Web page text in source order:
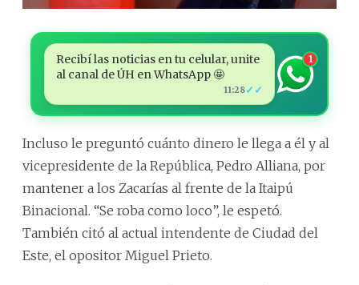
Recibí las noticias en tu celular, unite
al canal de ÚH en WhatsApp 🤩
11:28✓✓
1
Incluso le preguntó cuánto dinero le llega a él y al
vicepresidente de la República, Pedro Alliana, por
mantener a los Zacarías al frente de la Itaipú
Binacional. “Se roba como loco”, le espetó.
También citó al actual intendente de Ciudad del
Este, el opositor Miguel Prieto.